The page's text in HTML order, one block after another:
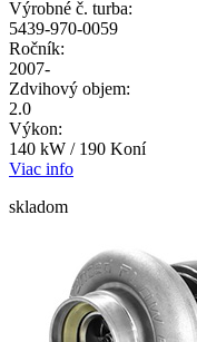
Výrobné č. turba:
5439-970-0059
Ročník:
2007-
Zdvihový objem:
2.0
Výkon:
140 kW / 190 Koní
Viac info
skladom